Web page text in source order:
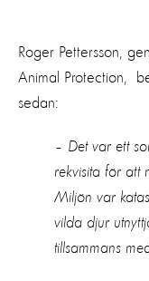
Roger Pettersson,
Animal Protection,
sedan:
– Det var ett
rekvisita för att
Miljön var
vilda djur
tillsammans